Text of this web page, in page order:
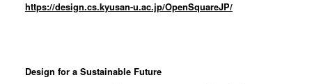
https://design.cs.kyusan-u.ac.jp/OpenSquareJP/
Design for a Sustainable Future